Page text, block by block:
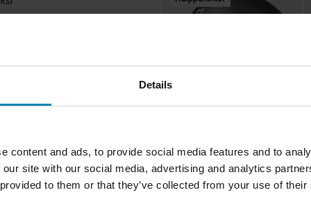
Details
content and ads, to provide social media features and to
site with our social media, advertising and analytics
to them or that they’ve collected from your use of
aina kirkkaalla visiirillä.
aina kirkkaalla visiirillä,
159,99 €
203 Arvostelut
Avattavakypärä Course Pioneer